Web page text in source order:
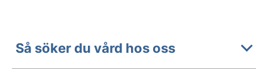
Så söker du vård hos oss